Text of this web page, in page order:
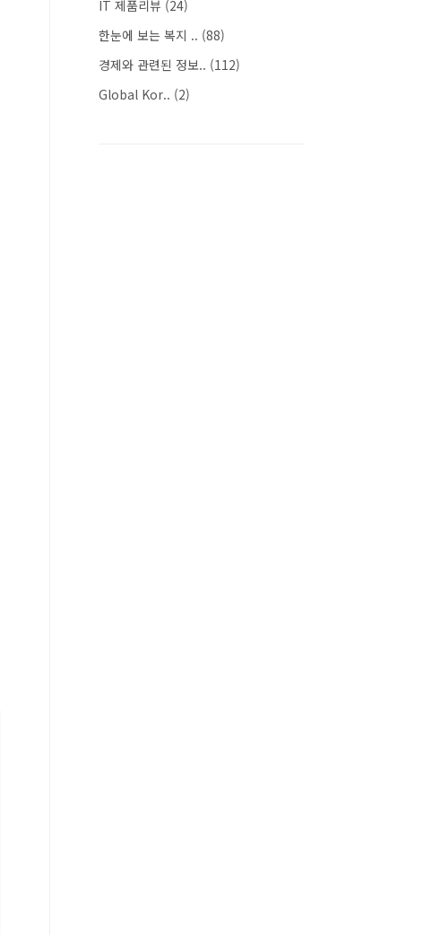
IT 제품리뷰 (24)
한눈에 보는 복지 .. (88)
경제와 관련된 정보.. (112)
Global Kor.. (2)